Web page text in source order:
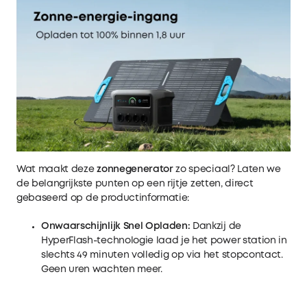
Wat maakt dezezonnegeneratorzo speciaal? Laten we
de belangrijkste punten op een rijtje zetten, direct
gebaseerd op de productinformatie:
Onwaarschijnlijk Snel Opladen: Dankzij de
HyperFlash-technologie laad je het power station in
slechts 49 minuten volledig op via het stopcontact.
Geen uren wachten meer.